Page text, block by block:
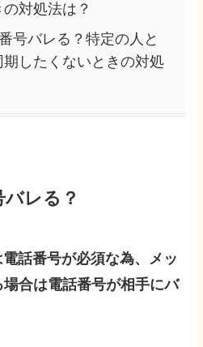
対処法は？
号バレる？特定の人と
したくないときの対処
レる？
話番号が必須な為、メッ
合は電話番号が相手にバ